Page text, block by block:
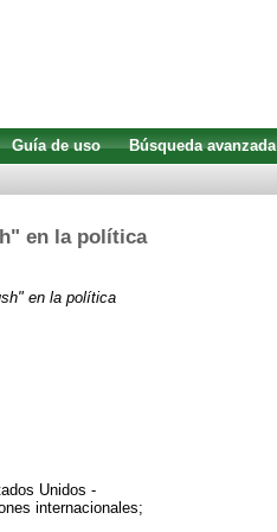
Guía de uso Búsqueda avanzada
en la política
en la política
Unidos -
internacionales;